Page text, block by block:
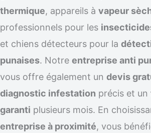
thermique, appareils à vapeur
professionnels pour les
et chiens détecteurs pour la
punaises. Notre entreprise anti
vous offre également un devis
diagnostic infestation précis et un
garanti plusieurs mois. En
entreprise à proximité, vous